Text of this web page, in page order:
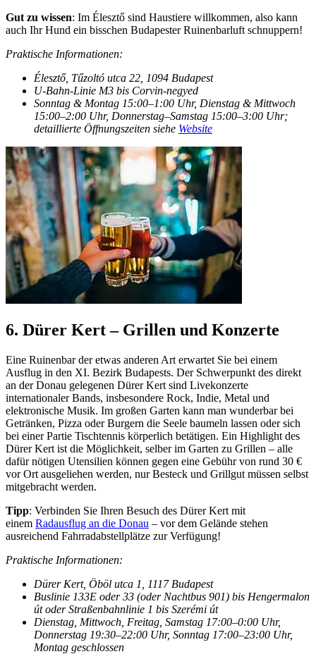
Gut zu wissen: Im Élesztő sind Haustiere willkommen, also kann
auch Ihr Hund ein bisschen Budapester Ruinenbarluft schnuppern!
Praktische Informationen:
Élesztő, Tűzoltó utca 22, 1094 Budapest
U-Bahn-Linie M3 bis Corvin-negyed
Sonntag & Montag 15:00–1:00 Uhr, Dienstag & Mittwoch
15:00–2:00 Uhr, Donnerstag–Samstag 15:00–3:00 Uhr;
detaillierte Öffnungszeiten siehe Website
6. Dürer Kert – Grillen und Konzerte
Eine Ruinenbar der etwas anderen Art erwartet Sie bei einem
Ausflug in den XI. Bezirk Budapests. Der Schwerpunkt des direkt
an der Donau gelegenen Dürer Kert sind Livekonzerte
internationaler Bands, insbesondere Rock, Indie, Metal und
elektronische Musik. Im großen Garten kann man wunderbar bei
Getränken, Pizza oder Burgern die Seele baumeln lassen oder sich
bei einer Partie Tischtennis körperlich betätigen. Ein Highlight des
Dürer Kert ist die Möglichkeit, selber im Garten zu Grillen – alle
dafür nötigen Utensilien können gegen eine Gebühr von rund 30 €
vor Ort ausgeliehen werden, nur Besteck und Grillgut müssen selbst
mitgebracht werden.
Tipp: Verbinden Sie Ihren Besuch des Dürer Kert mit
einem Radausflug an die Donau – vor dem Gelände stehen
ausreichend Fahrradabstellplätze zur Verfügung!
Praktische Informationen:
Dürer Kert, Öböl utca 1, 1117 Budapest
Buslinie 133E oder 33 (oder Nachtbus 901) bis Hengermalon
út oder Straßenbahnlinie 1 bis Szerémi út
Dienstag, Mittwoch, Freitag, Samstag 17:00–0:00 Uhr,
Donnerstag 19:30–22:00 Uhr, Sonntag 17:00–23:00 Uhr,
Montag geschlossen